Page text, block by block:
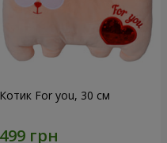
Котик For you, 30 см